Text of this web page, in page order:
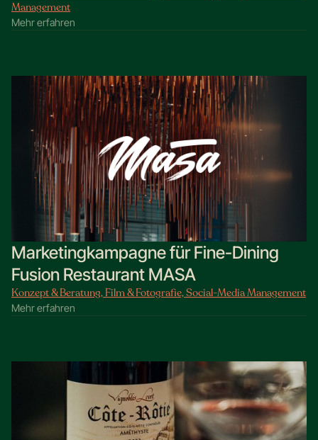
Management
Mehr erfahren
Marketingkampagne für Fine-Dining
Fusion Restaurant MASA
Konzept & Beratung, Film & Fotografie, Social-Media Management
Mehr erfahren